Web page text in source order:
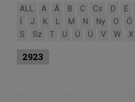
ALL A Á B C Cs D E
J K L M N Ny O Ó
S
Sz T U Ú Ü V W X
2923